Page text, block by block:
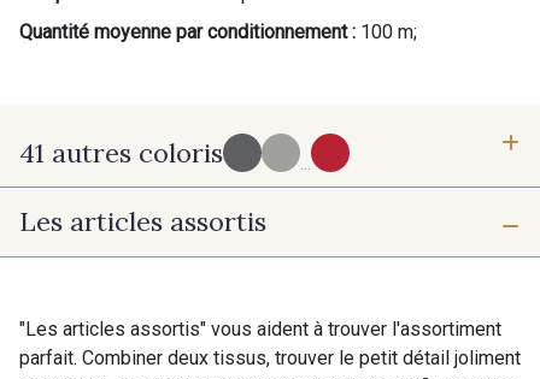
Quantité moyenne par conditionnement : 100 m;
41 autres coloris
32 - Graphite
Les articles assortis
"Les articles assortis" vous aident à trouver l'assortiment
parfait. Combiner deux tissus, trouver le petit détail joliment
Cadeau : 10% offerts sur votre
commande !
Pour vous, couture rime avec détente ?
nouveautés, d’inspirations et de promotions.